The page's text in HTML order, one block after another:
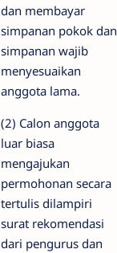
dan membayar
simpanan pokok dan
simpanan wajib
menyesuaikan
anggota lama.
(2) Calon anggota
luar biasa
mengajukan
permohonan secara
tertulis dilampiri
surat rekomendasi
dari pengurus dan